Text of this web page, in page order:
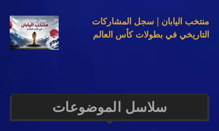
منتخب اليابان | سجل المشاركات
التاريخي في بطولات كأس العالم
سلاسل الموضوعات